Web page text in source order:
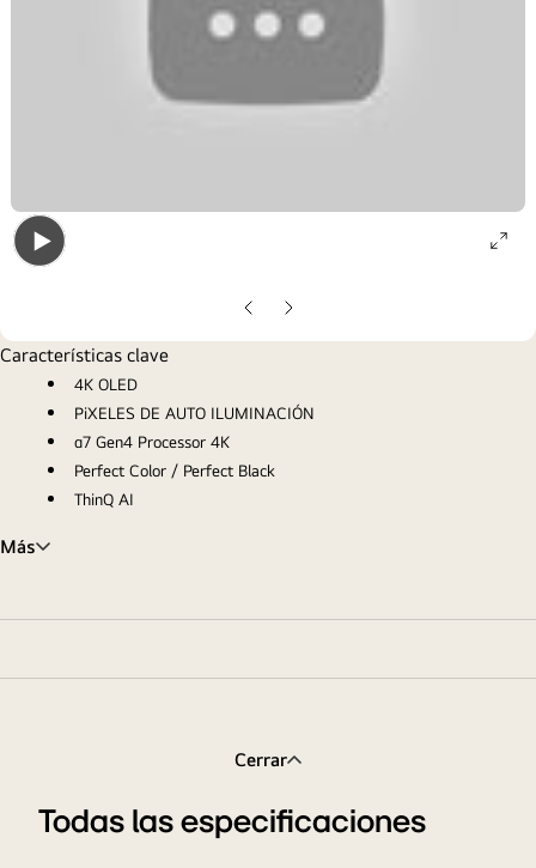
popup
Diapositiva
anterior
Siguiente
diapositiva
Características clave
4K OLED
PiXELES DE AUTO ILUMINACIÓN
α7 Gen4 Processor 4K
Perfect Color / Perfect Black
ThinQ AI
Más
Cerrar
Todas las especificaciones